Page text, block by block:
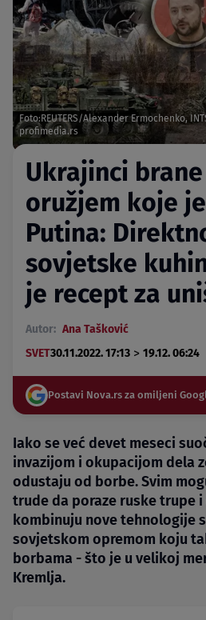
Foto:REUTERS/Alexander Ermochenko,
profimedia.rs
Ukrajinci
oružjem koje
Putina:
sovjetske
je recept za
Autor: Ana Tašković
SVET30.11.2022. 17:13 > 19.12. 06:24
Postavi Nova.rs za omiljeni
Iako se već devet meseci
invazijom i okupacijom dela
odustaju od borbe. Svim
trude da poraze ruske trupe
kombinuju nove tehnologije
sovjetskom opremom koju
borbama - što je u velikoj
Kremlja.